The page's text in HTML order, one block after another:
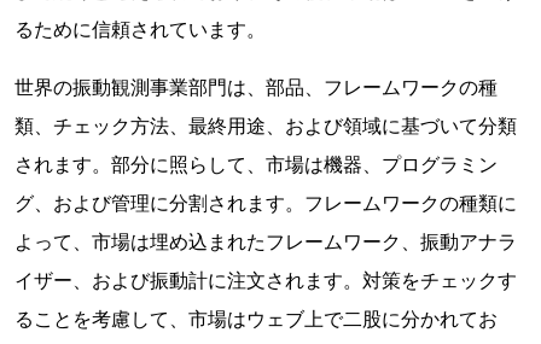
るために信頼されています。
世界の振動観測事業部門は、部品、フレームワークの種
類、チェック方法、最終用途、および領域に基づいて分類
されます。部分に照らして、市場は機器、プログラミン
グ、および管理に分割されます。フレームワークの種類に
よって、市場は埋め込まれたフレームワーク、振動アナラ
イザー、および振動計に注文されます。対策をチェックす
ることを考慮して、市場はウェブ上で二股に分かれてお